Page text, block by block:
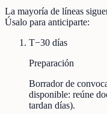
La mayoría de líneas
Úsalo para anticiparte:
T−30 días
Preparación
Borrador de
disponible: reúne
tardan días).